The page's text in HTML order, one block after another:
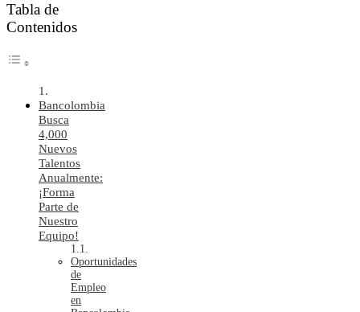
Tabla de
Contenidos
Bancolombia
Busca
4,000
Nuevos
Talentos
Anualmente:
¡Forma
Parte de
Nuestro
Equipo!
Oportunidades
de
Empleo
en